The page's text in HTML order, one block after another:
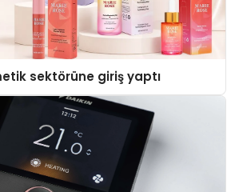
sektörüne giriş yaptı